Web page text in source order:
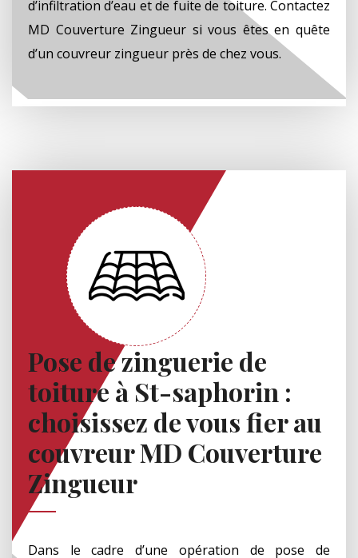
d’infiltration d’eau et de fuite de toiture. Contactez
MD Couverture Zingueur si vous êtes en quête
d’un couvreur zingueur près de chez vous.
Pose de zinguerie de
toiture à St-saphorin :
choisissez de vous fier au
couvreur MD Couverture
Zingueur
Dans le cadre d’une opération de pose de